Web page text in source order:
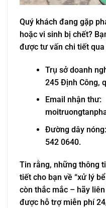
Quý khách đang gặp
hoặc vi sinh bị chết?
được tư vấn chi tiết
Trụ sở doanh
245 Định Công,
Email nhận thư:
Đường dây
542 0640.
Tin rằng, những thông
tiết cho bạn về “xử lý
còn thắc mắc – hãy
được hỗ trợ miễn phí